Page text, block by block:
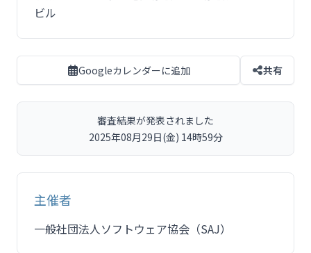
ビル
Googleカレンダーに追加 共有
審査結果が発表されました
2025年08月29日(金) 14時59分
主催者
一般社団法人ソフトウェア協会（SAJ）